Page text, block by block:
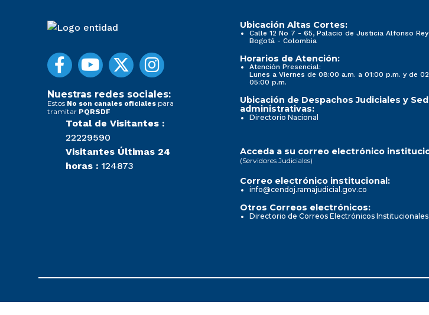
Nuestras redes sociales:
Estos No son canales oficiales para
tramitar PQRSDF
Total de Visitantes :
22229590
Visitantes Últimas 24
horas : 124873
Ubicación Altas Cortes:
Calle 12 No 7 - 65, Palacio de Justicia Alfonso
Bogotá - Colombia
Horarios de Atención:
Atención Presencial:
Lunes a Viernes de 08:00 a.m. a 01:00 p.m. y de
05:00 p.m.
Ubicación de Despachos Judiciales y
administrativas:
Directorio Nacional
Acceda a su correo electrónico
(Servidores Judiciales)
Correo electrónico institucional:
info@cendoj.ramajudicial.gov.co
Otros Correos electrónicos:
Directorio de Correos Electrónicos Institucionales